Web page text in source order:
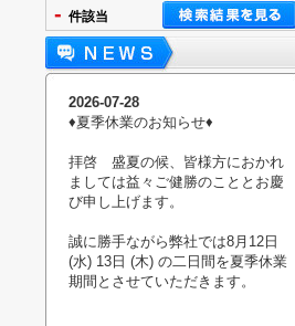
- 件該当
2026-07-28
♦︎夏季休業のお知らせ♦︎
拝啓 盛夏の候、皆様方におかれ
ましては益々ご健勝のこととお慶
び申し上げます。
誠に勝手ながら弊社では8月12日
(水) 13日 (木) の二日間を夏季休業
期間とさせていただきます。